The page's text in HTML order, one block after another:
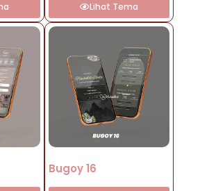
Lihat Tema
Bugoy 16